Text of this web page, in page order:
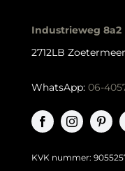
Industrieweg 8a2
2712LB Zoetermeer
WhatsApp: 06-
KVK nummer: